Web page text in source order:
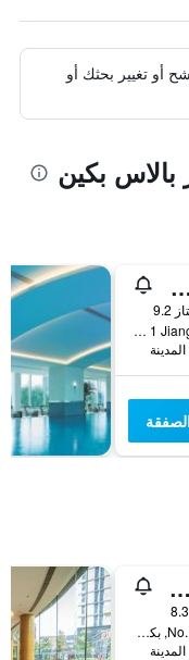
أو تغيير بحثك أو
بكين
باي شانغريلا
No 1 Jianguomenwai Avenue, بكين, الصين
تشونغوانكون باي آيتش جي
No.106 Zhi Chun Road, بكين, الصين